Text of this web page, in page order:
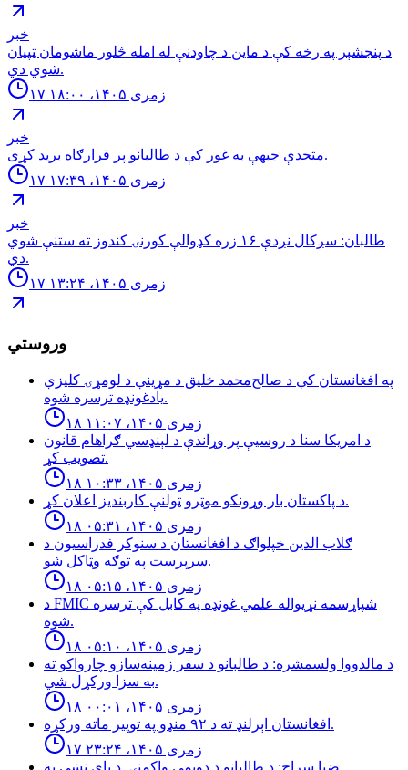
خبر
د پنجشېر په رخه کې د ماین د چاودنې له امله څلور ماشومان ټپیان
شوي دي.
۱۷ زمری ۱۴۰۵، ۱۸:۰۰
خبر
متحدې جبهې به غور کې د طالبانو پر قرارګاه بريد كړی.
۱۷ زمری ۱۴۰۵، ۱۷:۳۹
خبر
طالبان: سږكال نږدې ١۶ زره كډوالې كورنۍ كندوز ته ستنې شوي
دي.
۱۷ زمری ۱۴۰۵، ۱۳:۲۴
وروستي
په افغانستان کې د صالح‌محمد خلیق د مړینې د لومړۍ کلیزې
یادغونډه ترسره شوه.
۱۸ زمری ۱۴۰۵، ۱۱:۰۷
د امریکا سنا د روسیې پر وړاندې د لېنډسي ګراهام قانون
تصویب کړ.
۱۸ زمری ۱۴۰۵، ۱۰:۳۳
د پاكستان بار وړونكو موټرو ټولنې كاربنديز اعلان كړ.
۱۸ زمری ۱۴۰۵، ۰۵:۳۱
ګلاب الدین خپلواګ د افغانستان د سنوکر فدراسیون د
سرپرست په توګه وټاکل شو.
۱۸ زمری ۱۴۰۵، ۰۵:۱۵
د FMIC شپاړسمه نړیواله علمي غونډه په کابل کې ترسره
شوه.
۱۸ زمری ۱۴۰۵، ۰۵:۱۰
د مالدووا ولسمشره: د طالبانو د سفر زمینه‌سازو چارواکو ته
به سزا ورکړل شي.
۱۸ زمری ۱۴۰۵، ۰۰:۰۱
افغانستان اېرلنډ ته د ٩٢ منډو په توپیر ماته وركړه.
۱۷ زمری ۱۴۰۵، ۲۳:۲۴